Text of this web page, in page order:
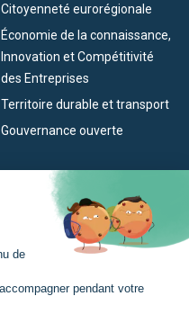
Citoyenneté eurorégionale
Économie de la connaissance,
Innovation et Compétitivité
des Entreprises
Territoire durable et transport
Gouvernance ouverte
L’Eurorégion
Qu’est-ce que l’Eurorégion ?
Actualités
Espace presse